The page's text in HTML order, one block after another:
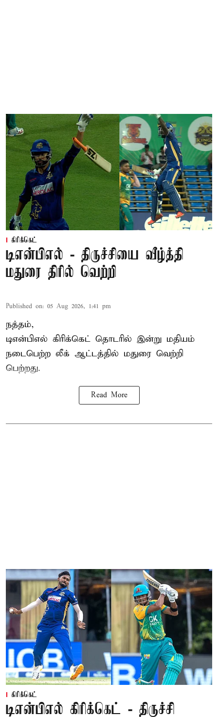
கிரிக்கெட்
டிஎன்பிஎல் - திருச்சியை வீழ்த்தி
மதுரை திரில் வெற்றி
Published on: 05 Aug 2026, 1:41 pm
நத்தம்,
டிஎன்பிஎல் கிரிக்கெட் தொடரில் இன்று மதியம்
நடைபெற்ற லீக் ஆட்டத்தில் மதுரை வெற்றி
பெற்றது.
Read More
கிரிக்கெட்
டிஎன்பிஎல் கிரிக்கெட் - திருச்சி